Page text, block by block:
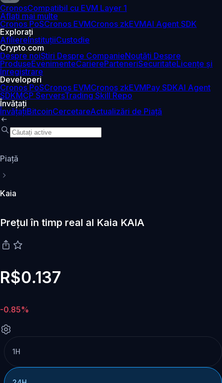
CronosCompatibil cu EVM Layer 1
Aflați mai multe
Cronos PoSCronos EVMCronos zkEVMAI Agent SDK
Explorați
AfiliereInstituțiiCustodie
Crypto.com
Despre noiȘtiri Despre CompanieNoutăți Despre
ProduseEvenimenteCariereParteneriSecuritateLicențe și
Înregistrare
Developeri
Cronos PoSCronos EVMCronos zkEVMPay SDKAI Agent
SDKMCP ServersTrading Skill Repo
Învățați
ÎnvățațiBitcoinCercetareActualizări de Piață
Piaţă
Kaia
Prețul în timp real al Kaia KAIA
R$0.137
-0.85%
1H